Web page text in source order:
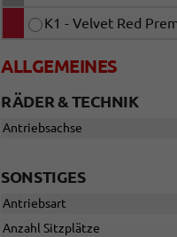
K1 - Velvet Red
ALLGEMEINES
RÄDER & TECHNIK
Antriebsachse
SONSTIGES
Antriebsart
Anzahl Sitzplätze